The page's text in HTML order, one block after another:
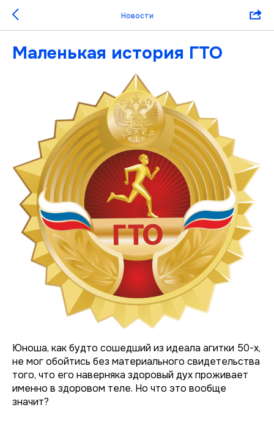
Новости
Маленькая история ГТО
Юноша, как будто сошедший из идеала агитки 50-х,
не мог обойтись без материального свидетельства
того, что его наверняка здоровый дух проживает
именно в здоровом теле. Но что это вообще
значит?